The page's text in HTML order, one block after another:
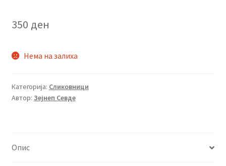
350 ден
Нема на залиха
Категорија: Сликовници
Автор: Зејнеп Севде
Опис